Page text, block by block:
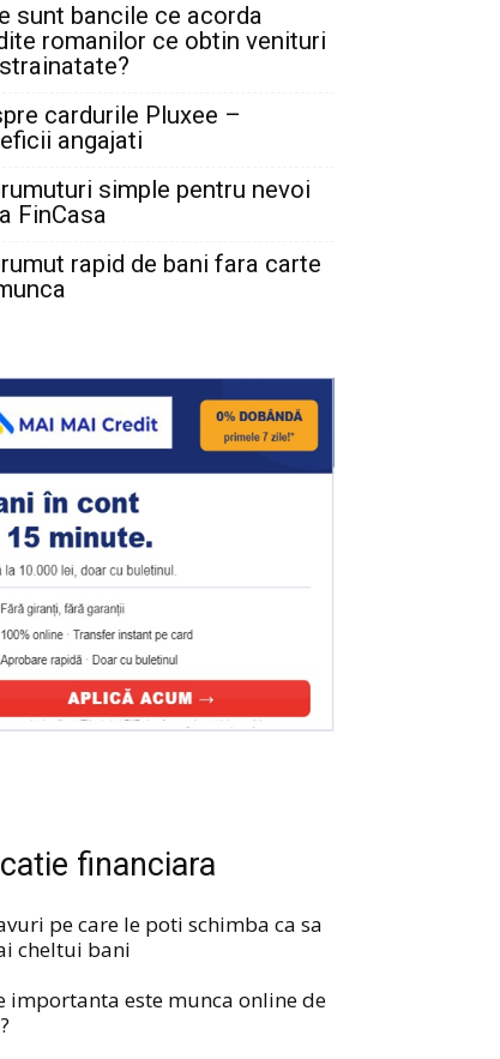
sunt bancile ce acorda
romanilor ce obtin venituri
cardurile Pluxee –
angajati
simple pentru nevoi
FinCasa
rapid de bani fara carte
financiara
pe care le poti schimba ca sa
cheltui bani
importanta este munca online de